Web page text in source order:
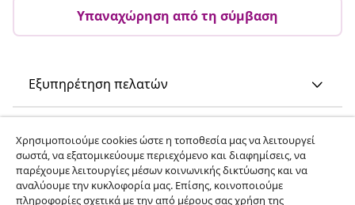
Υπαναχώρηση από τη σύμβαση
Εξυπηρέτηση πελατών
vidaXL
Χρησιμοποιούμε cookies ώστε η τοποθεσία μας να λειτουργεί
σωστά, να εξατομικεύουμε περιεχόμενο και διαφημίσεις, να
παρέχουμε λειτουργίες μέσων κοινωνικής δικτύωσης και να
αναλύουμε την κυκλοφορία μας. Επίσης, κοινοποιούμε
πληροφορίες σχετικά με την από μέρους σας χρήση της